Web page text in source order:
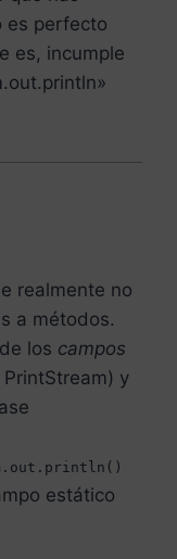
es perfecto
es, incumple
realmente no
a métodos.
los campos
y
estático